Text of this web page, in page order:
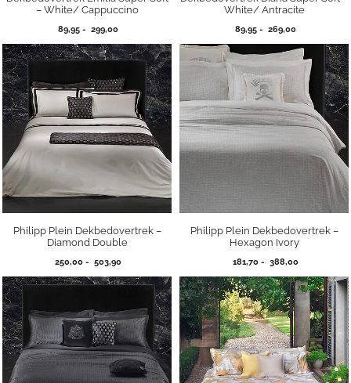
– White/ Cappuccino
89,95 - 299,00Prijsklasse:
tot
299,00
White/ Antracite
89,95 - 269,00Prijsklasse:
tot
269,00
Philipp Plein Dekbedovertrek –
Diamond Double
250,00 - 503,90Prijsklasse:
tot
Philipp Plein Dekbedovertrek –
Hexagon Ivory
181,70 - 388,00Prijsklasse:
tot
388,00